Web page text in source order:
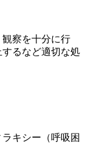
察を十分に行
るなど適切な処
キシー（呼吸困